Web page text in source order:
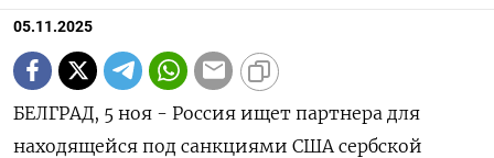
05.11.2025
БЕЛГРАД, 5 ноя - Россия ищет партнера для
находящейся под санкциями США сербской